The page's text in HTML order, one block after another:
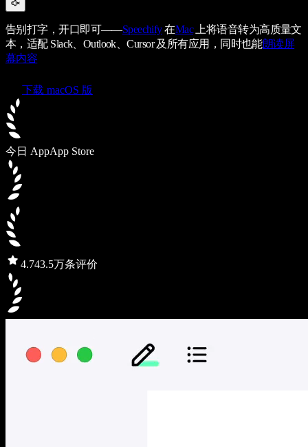
告别打字，开口即可——Speechify在Mac上将语音转为高质量文
本，适配 Slack、Outlook、Cursor 及所有应用，同时也能朗读屏
幕内容
下载 macOS 版
今日 AppApp Store
4.743.5万条评价